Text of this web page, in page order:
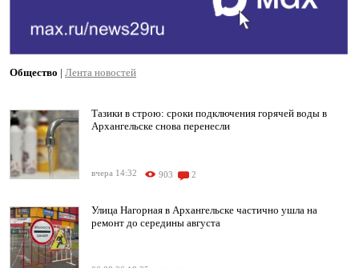
Общество | Лента новостей
Тазики в строю: сроки подключения горячей воды в
Архангельске снова перенесли
вчера 14:32 903 2
Улица Нагорная в Архангельске частично ушла на
ремонт до середины августа